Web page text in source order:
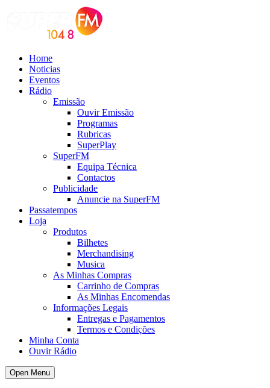
Home
Noticias
Eventos
Rádio
Emissão
Ouvir Emissão
Programas
Rubricas
SuperPlay
SuperFM
Equipa Técnica
Contactos
Publicidade
Anuncie na SuperFM
Passatempos
Loja
Produtos
Bilhetes
Merchandising
Musica
As Minhas Compras
Carrinho de Compras
As Minhas Encomendas
Informações Legais
Entregas e Pagamentos
Termos e Condições
Minha Conta
Ouvir Rádio
Open Menu